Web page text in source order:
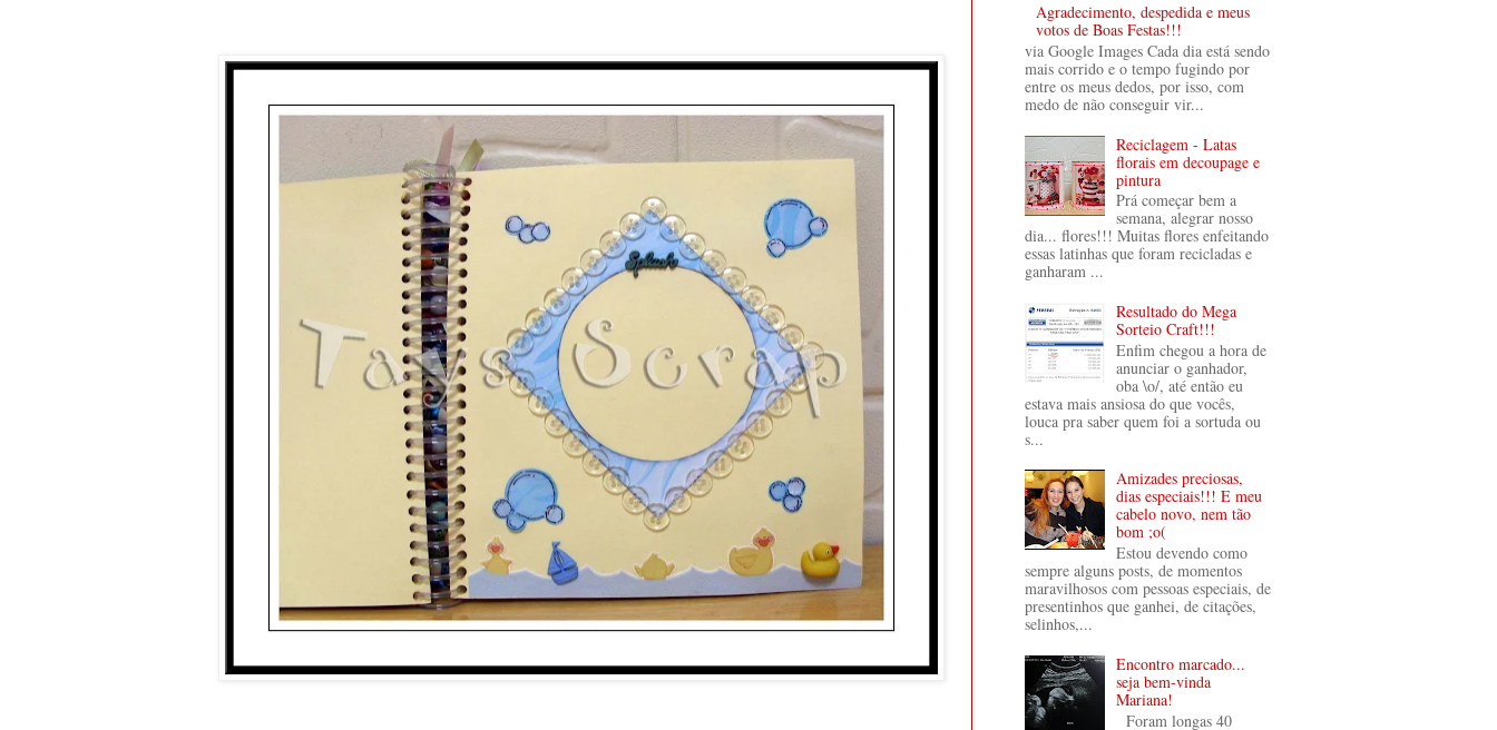
Agradecimento, despedida e meus
votos de Boas Festas!!!
via Google Images Cada dia está sendo
mais corrido e o tempo fugindo por
entre os meus dedos, por isso, com
medo de não conseguir vir...
Reciclagem - Latas
florais em decoupage e
pintura
Prá começar bem a
semana, alegrar nosso
dia... flores!!! Muitas flores enfeitando
essas latinhas que foram recicladas e
ganharam ...
Resultado do Mega
Sorteio Craft!!!
Enfim chegou a hora de
anunciar o ganhador,
oba \o/, até então eu
estava mais ansiosa do que vocês,
louca pra saber quem foi a sortuda ou
s...
Amizades preciosas,
dias especiais!!! E meu
cabelo novo, nem tão
bom ;o(
Estou devendo como
sempre alguns posts, de momentos
maravilhosos com pessoas especiais, de
presentinhos que ganhei, de citações,
selinhos,...
Encontro marcado...
seja bem-vinda
Mariana!
Foram longas 40